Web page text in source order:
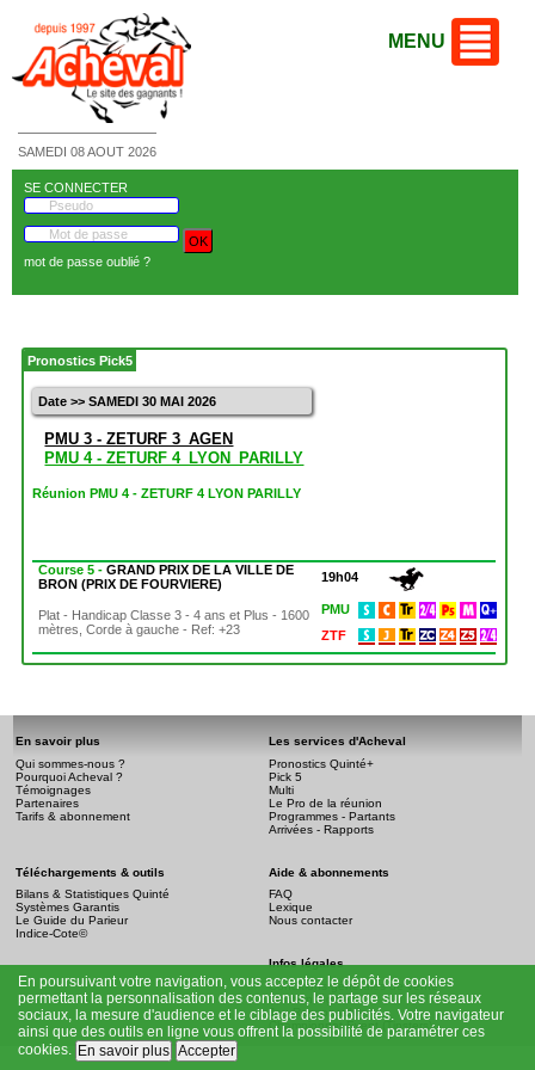
SAMEDI 08 AOUT 2026
MENU
SE CONNECTER
mot de passe oublié ?
Pronostics Pick5
Date >> SAMEDI 30 MAI 2026
PMU 3 - ZETURF 3_AGEN
PMU 4 - ZETURF 4_LYON_PARILLY
Réunion PMU 4 - ZETURF 4 LYON PARILLY
Course 5 -GRAND PRIX DE LA VILLE DE
BRON (PRIX DE FOURVIERE)
19h04
Plat - Handicap Classe 3 - 4 ans et Plus - 1600
mètres, Corde à gauche - Ref: +23
PMU
ZTF
En savoir plus
Qui sommes-nous ?
Pourquoi Acheval ?
Témoignages
Partenaires
Tarifs & abonnement
Les services d'Acheval
Pronostics Quinté+
Pick 5
Multi
Le Pro de la réunion
Programmes - Partants
Arrivées - Rapports
Téléchargements & outils
Bilans & Statistiques Quinté
Systèmes Garantis
Le Guide du Parieur
Indice-Cote©
Aide & abonnements
FAQ
Lexique
Nous contacter
Infos légales
Conditions générales de vente
Mention légale
Jeu Responsable
Championnat Event (Tipsters)
En poursuivant votre navigation, vous acceptez le dépôt de cookies
permettant la personnalisation des contenus, le partage sur les réseaux
sociaux, la mesure d'audience et le ciblage des publicités. Votre navigateur
ainsi que des outils en ligne vous offrent la possibilité de paramétrer ces
cookies. En savoir plus Accepter